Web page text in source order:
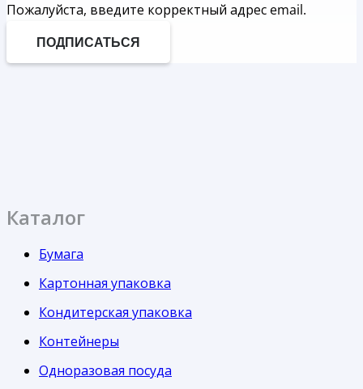
Пожалуйста, введите корректный адрес email.
ПОДПИСАТЬСЯ
Каталог
Бумага
Картонная упаковка
Кондитерская упаковка
Контейнеры
Одноразовая посуда